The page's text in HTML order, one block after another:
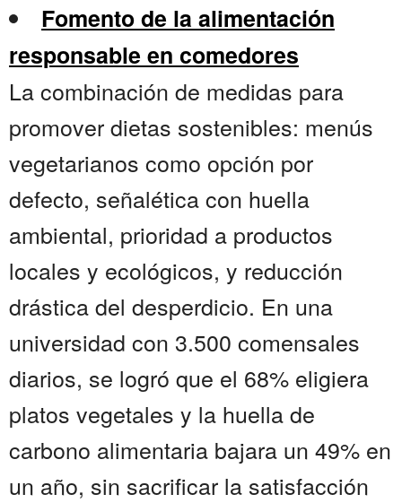
Fomento de la alimentación
responsable en comedores
La combinación de medidas para
promover dietas sostenibles: menús
vegetarianos como opción por
defecto, señalética con huella
ambiental, prioridad a productos
locales y ecológicos, y reducción
drástica del desperdicio. En una
universidad con 3.500 comensales
diarios, se logró que el 68% eligiera
platos vegetales y la huella de
carbono alimentaria bajara un 49% en
un año, sin sacrificar la satisfacción